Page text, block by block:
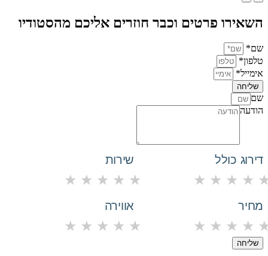
השאירו פרטים וכבר חוזרים אליכם מהסטודיו
שם*
טלפון*
אימייל*
שליחה
שם
הודעה
דירוג כולל
★ ★ ★ ★
שירות
★ ★ ★ ★ ★
מחיר
★ ★ ★ ★
אווירה
★ ★ ★ ★ ★
שליחה